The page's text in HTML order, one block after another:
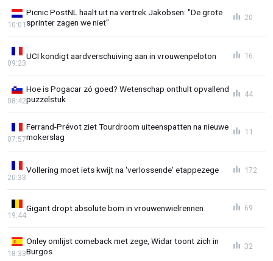
Picnic PostNL haalt uit na vertrek Jakobsen: "De grote
sprinter zagen we niet"
10:01
20
UCI kondigt aardverschuiving aan in vrouwenpeloton
09:23
16
Hoe is Pogacar zó goed? Wetenschap onthult opvallend
puzzelstuk
08:42
44
Ferrand-Prévot ziet Tourdroom uiteenspatten na nieuwe
mokerslag
07:57
11
Vollering moet iets kwijt na 'verlossende' etappezege
20:33
172
Gigant dropt absolute bom in vrouwenwielrennen
19:44
69
Onley omlijst comeback met zege, Widar toont zich in
Burgos
18:33
32